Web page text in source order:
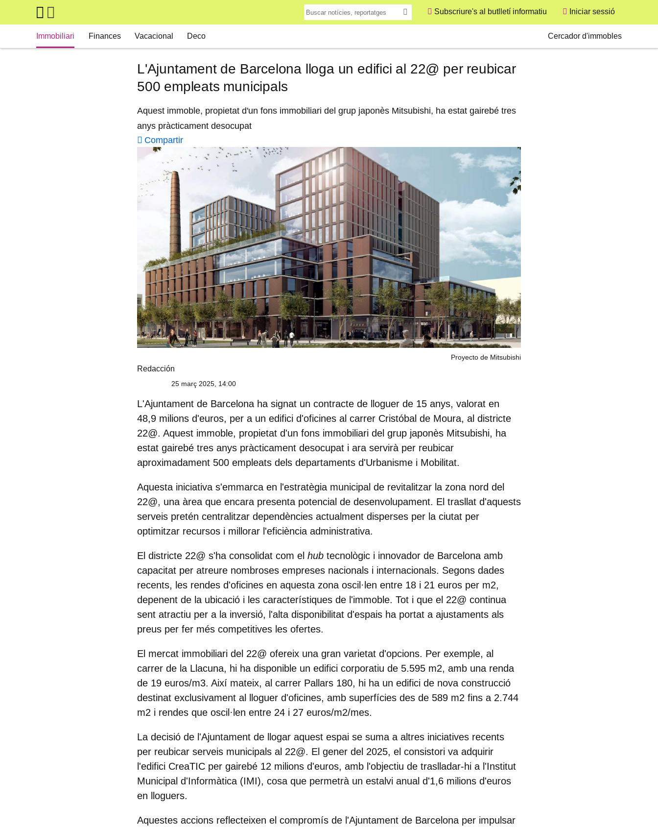
Skip to main content
Subscriure's al butlletí informatiu
User
Iniciar sessió
Immobiliari Finances Vacacional Deco Cercador d'immobles
L'Ajuntament de Barcelona lloga un edifici al 22@ per reubicar
500 empleats municipals
Aquest immoble, propietat d'un fons immobiliari del grup japonès Mitsubishi, ha estat gairebé tres
anys pràcticament desocupat
Compartir
Proyecto de Mitsubishi
Redacción
25 març 2025, 14:00
L'Ajuntament de Barcelona ha signat un contracte de lloguer de 15 anys, valorat en
48,9 milions d'euros, per a un edifici d'oficines al carrer Cristóbal de Moura, al districte
22@. Aquest immoble, propietat d'un fons immobiliari del grup japonès Mitsubishi, ha
estat gairebé tres anys pràcticament desocupat i ara servirà per reubicar
aproximadament 500 empleats dels departaments d'Urbanisme i Mobilitat.
Aquesta iniciativa s'emmarca en l'estratègia municipal de revitalitzar la zona nord del
22@, una àrea que encara presenta potencial de desenvolupament. El trasllat d'aquests
serveis pretén centralitzar dependències actualment disperses per la ciutat per
optimitzar recursos i millorar l'eficiència administrativa.
El districte 22@ s'ha consolidat com el hub tecnològic i innovador de Barcelona amb
capacitat per atreure nombroses empreses nacionals i internacionals. Segons dades
recents, les rendes d'oficines en aquesta zona oscil·len entre 18 i 21 euros per m2,
depenent de la ubicació i les característiques de l'immoble. Tot i que el 22@ continua
sent atractiu per a la inversió, l'alta disponibilitat d'espais ha portat a ajustaments als
preus per fer més competitives les ofertes. ​
El mercat immobiliari del 22@ ofereix una gran varietat d'opcions. Per exemple, al
carrer de la Llacuna, hi ha disponible un edifici corporatiu de 5.595 m2, amb una renda
de 19 euros/m3. Així mateix, al carrer Pallars 180, hi ha un edifici de nova construcció
destinat exclusivament al lloguer d'oficines, amb superfícies des de 589 m2 fins a 2.744
m2 i rendes que oscil·len entre 24 i 27 euros/m2/mes. ​
La decisió de l'Ajuntament de llogar aquest espai se suma a altres iniciatives recents
per reubicar serveis municipals al 22@. El gener del 2025, el consistori va adquirir
l'edifici CreaTIC per gairebé 12 milions d'euros, amb l'objectiu de traslladar-hi a l'Institut
Municipal d'Informàtica (IMI), cosa que permetrà un estalvi anual d'1,6 milions d'euros
en lloguers. ​
Aquestes accions reflecteixen el compromís de l'Ajuntament de Barcelona per impulsar